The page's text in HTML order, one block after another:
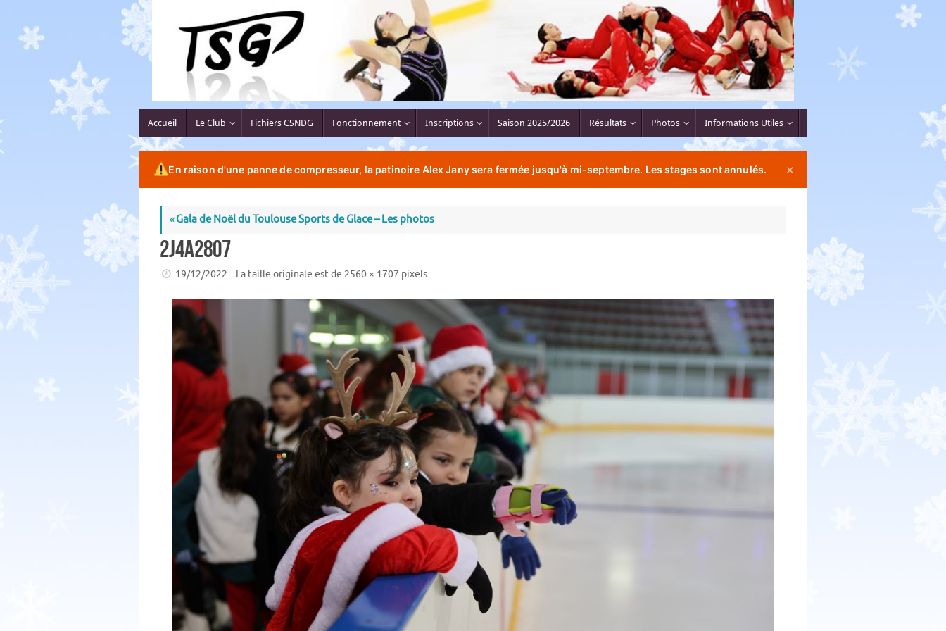
contenu
contenu
Accueil Le Club Fichiers CSNDG Fonctionnement Inscriptions Saison 2025/2026 Résultats Photos Informations Utiles
En raison d'une panne de compresseur, la patinoire Alex Jany sera fermée jusqu'à mi-septembre. Les stages sont annulés. ✕
«Gala de Noël du Toulouse Sports de Glace – Les photos
2J4A2807
19/12/2022 La taille originale est de 2560 × 1707 pixels